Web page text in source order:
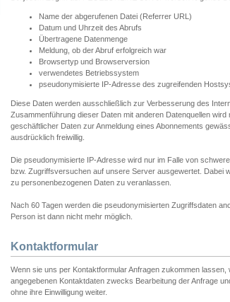
Name der abgerufenen Datei (Referrer URL)
Datum und Uhrzeit des Abrufs
Übertragene Datenmenge
Meldung, ob der Abruf erfolgreich war
Browsertyp und Browserversion
verwendetes Betriebssystem
pseudonymisierte IP-Adresse des zugreifenden
Diese Daten werden ausschließlich zur Verbesserung des
Zusammenführung dieser Daten mit anderen Datenquellen
geschäftlicher Daten zur Anmeldung eines Abonnements
ausdrücklich freiwillig.
Die pseudonymisierte IP-Adresse wird nur im Falle von
bzw. Zugriffsversuchen auf unsere Server ausgewertet. Dabei
zu personenbezogenen Daten zu veranlassen.
Nach 60 Tagen werden die pseudonymisierten Zugriffsdaten
Person ist dann nicht mehr möglich.
Kontaktformular
Wenn sie uns per Kontaktformular Anfragen zukommen
angegebenen Kontaktdaten zwecks Bearbeitung der Anfrage
ohne ihre Einwilligung weiter.